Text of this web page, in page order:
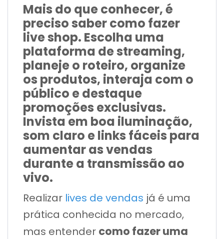
Mais do que conhecer, é
preciso saber como fazer
live shop. Escolha uma
plataforma de streaming,
planeje o roteiro, organize
os produtos, interaja com o
público e destaque
promoções exclusivas.
Invista em boa iluminação,
som claro e links fáceis para
aumentar as vendas
durante a transmissão ao
vivo.
Realizar lives de vendas já é uma
prática conhecida no mercado,
mas entender como fazer uma